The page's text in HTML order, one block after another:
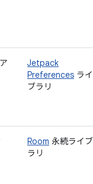
Jetpack
Preferences ライ
ブラリ
Room 永続ライブ
ラリ